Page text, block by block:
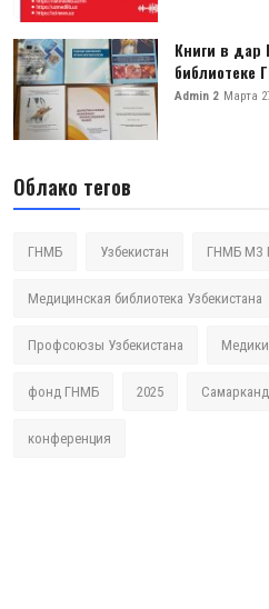
Книги в
библиотеке
Admin 2 Марта
Облако тегов
ГНМБ Узбекистан ГНМБ МЗ
Медицинская библиотека Узбекистана
Профсоюзы Узбекистана Медики
фонд ГНМБ 2025 Самарканд
конференция